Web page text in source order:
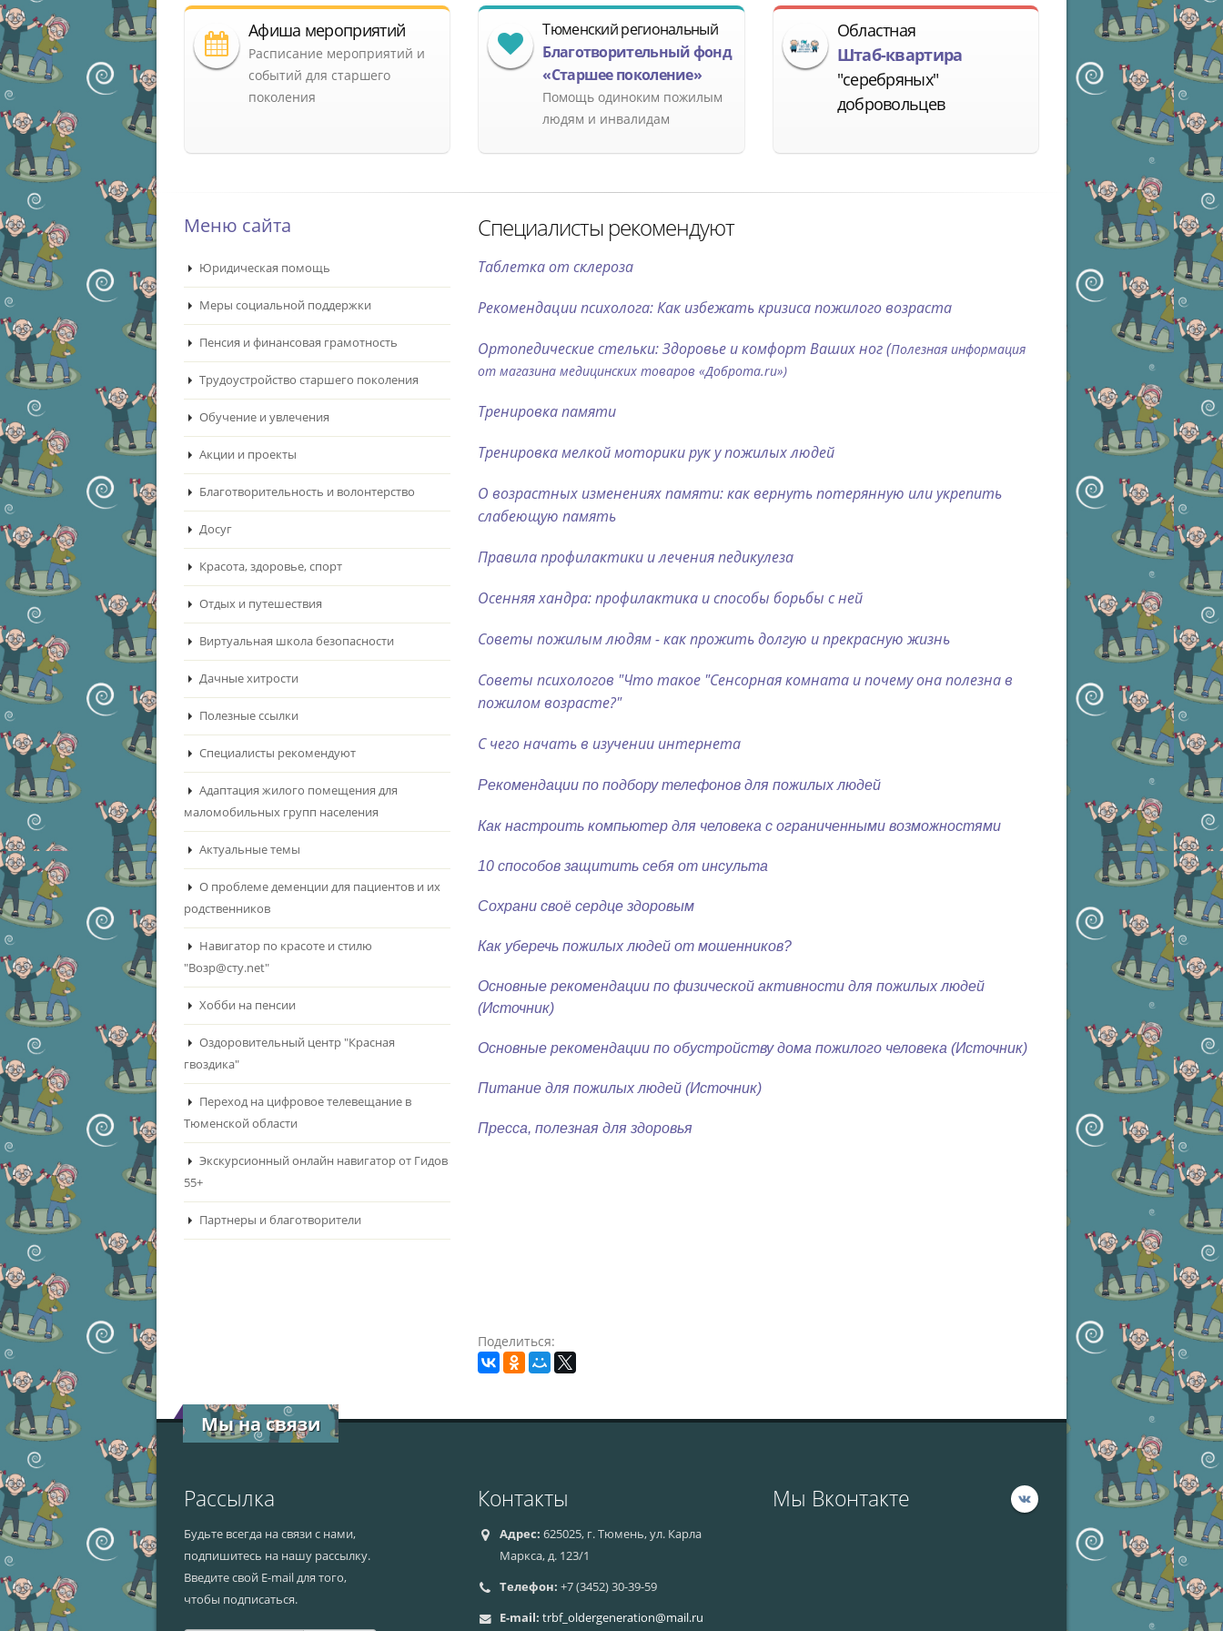
Афиша мероприятий
Расписание мероприятий и
событий для старшего
поколения
Тюменский региональный
Благотворительный фонд
«Старшее поколение»
Помощь одиноким пожилым
людям и инвалидам
Областная
Штаб-квартира
"серебряных"
добровольцев
Меню сайта
Юридическая помощь
Меры социальной поддержки
Пенсия и финансовая грамотность
Трудоустройство старшего поколения
Обучение и увлечения
Акции и проекты
Благотворительность и волонтерство
Досуг
Красота, здоровье, спорт
Отдых и путешествия
Виртуальная школа безопасности
Дачные хитрости
Полезные ссылки
Специалисты рекомендуют
Адаптация жилого помещения для
маломобильных групп населения
Актуальные темы
О проблеме деменции для пациентов и их
родственников
Навигатор по красоте и стилю
"Возр@сту.net"
Хобби на пенсии
Оздоровительный центр "Красная
гвоздика"
Переход на цифровое телевещание в
Тюменской области
Экскурсионный онлайн навигатор от Гидов
55+
Партнеры и благотворители
Специалисты рекомендуют
Таблетка от склероза
Рекомендации психолога: Как избежать кризиса пожилого возраста
Ортопедические стельки: Здоровье и комфорт Ваших ног (Полезная информация
от магазина медицинских товаров «Доброта.ru»)
Тренировка памяти
Тренировка мелкой моторики рук у пожилых людей
О возрастных изменениях памяти: как вернуть потерянную или укрепить
слабеющую память
Правила профилактики и лечения педикулеза
Осенняя хандра: профилактика и способы борьбы с ней
Советы пожилым людям - как прожить долгую и прекрасную жизнь
Советы психологов "Что такое "Сенсорная комната и почему она полезна в
пожилом возрасте?"
С чего начать в изучении интернета
Рекомендации по подбору телефонов для пожилых людей
Как настроить компьютер для человека с ограниченными возможностями
10 способов защитить себя от инсульта
Сохрани своё сердце здоровым
Как уберечь пожилых людей от мошенников?
Основные рекомендации по физической активности для пожилых людей
(Источник)
Основные рекомендации по обустройству дома пожилого человека (Источник)
Питание для пожилых людей (Источник)
Пресса, полезная для здоровья
Поделиться:
Мы на связи
Рассылка
Будьте всегда на связи с нами,
подпишитесь на нашу рассылку.
Введите свой E-mail для того,
чтобы подписаться.
Контакты
Адрес: 625025, г. Тюмень, ул. Карла
Маркса, д. 123/1
Телефон: +7 (3452) 30-39-59
E-mail: trbf_oldergeneration@mail.ru
Мы Вконтакте